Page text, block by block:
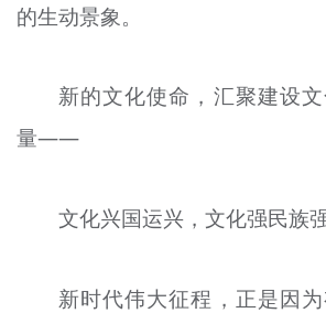
的生动景象。
新的文化使命，汇聚建设
量——
文化兴国运兴，文化强民族强
新时代伟大征程，正是因